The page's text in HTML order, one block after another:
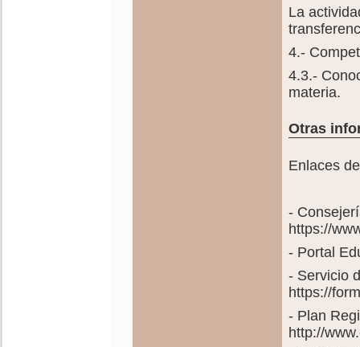
La
4.-
4.3.-
materia.
Otras
Enlaces
-
https://
- Portal
- Servicio
https://
- Plan
http://